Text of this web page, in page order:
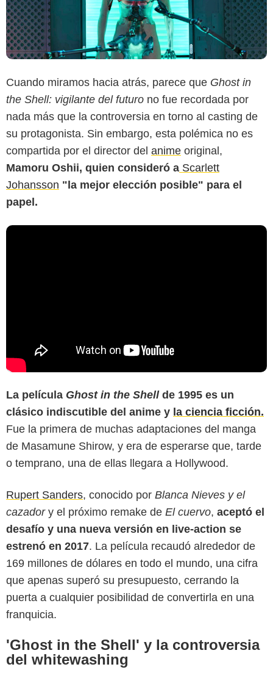
Cuando miramos hacia atrás, parece que Ghost in
the Shell: vigilante del futuro no fue recordada por
nada más que la controversia en torno al casting de
su protagonista. Sin embargo, esta polémica no es
compartida por el director del anime original,
Mamoru Oshii, quien consideró a Scarlett
Johansson "la mejor elección posible" para el
papel.
La película Ghost in the Shellde 1995 es un
clásico indiscutible del anime y la ciencia ficción.
Fue la primera de muchas adaptaciones del manga
de Masamune Shirow, y era de esperarse que, tarde
o temprano, una de ellas llegara a Hollywood.
Rupert Sanders, conocido por Blanca Nieves y el
cazadory el próximo remake de El cuervo, aceptó el
desafío y una nueva versión en live-action se
estrenó en 2017. La película recaudó alrededor de
169 millones de dólares en todo el mundo, una cifra
que apenas superó su presupuesto, cerrando la
puerta a cualquier posibilidad de convertirla en una
franquicia.
'Ghost in the Shell' y la controversia
del whitewashing
Google Play